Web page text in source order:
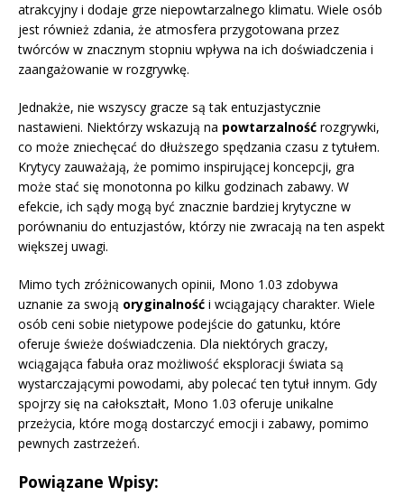
atrakcyjny i dodaje grze niepowtarzalnego klimatu. Wiele osób
jest również zdania, że atmosfera przygotowana przez
twórców w znacznym stopniu wpływa na ich doświadczenia i
zaangażowanie w rozgrywkę.
Jednakże, nie wszyscy gracze są tak entuzjastycznie
nastawieni. Niektórzy wskazują na powtarzalność rozgrywki,
co może zniechęcać do dłuższego spędzania czasu z tytułem.
Krytycy zauważają, że pomimo inspirującej koncepcji, gra
może stać się monotonna po kilku godzinach zabawy. W
efekcie, ich sądy mogą być znacznie bardziej krytyczne w
porównaniu do entuzjastów, którzy nie zwracają na ten aspekt
większej uwagi.
Mimo tych zróżnicowanych opinii, Mono 1.03 zdobywa
uznanie za swoją oryginalność i wciągający charakter. Wiele
osób ceni sobie nietypowe podejście do gatunku, które
oferuje świeże doświadczenia. Dla niektórych graczy,
wciągająca fabuła oraz możliwość eksploracji świata są
wystarczającymi powodami, aby polecać ten tytuł innym. Gdy
spojrzy się na całokształt, Mono 1.03 oferuje unikalne
przeżycia, które mogą dostarczyć emocji i zabawy, pomimo
pewnych zastrzeżeń.
Powiązane Wpisy: